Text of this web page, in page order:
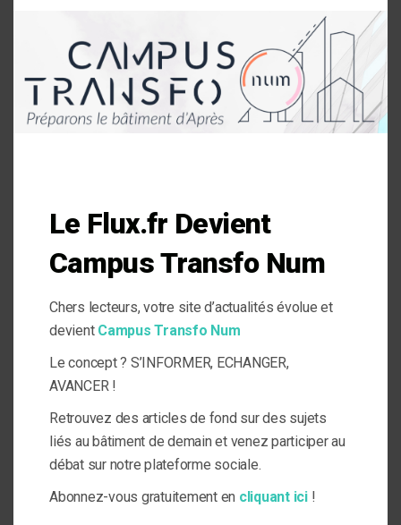
énergie », porté par l’énergéticien Eni gas power France. Il
prévoit de « sensibiliser 4 000 classes de collégiens et de lycéens
aux enjeux liés aux économies d’énergie et aux différents leviers
du quotidien pour les mettre en œuvre », à travers l’acquisition de
connaissances par les élèves et leur mobilisation « de manière
ludique sous forme de challenges individuels et collectifs ».
obligatoires sont indiqués avec
Nom
E-mail
Le Flux.fr Devient
Campus Transfo Num
Chers lecteurs, votre site d’actualités évolue et
devient Campus Transfo Num
Le concept ? S’INFORMER, ECHANGER,
AVANCER !
Retrouvez des articles de fond sur des sujets
liés au bâtiment de demain et venez participer au
débat sur notre plateforme sociale.
Abonnez-vous gratuitement en cliquant ici!